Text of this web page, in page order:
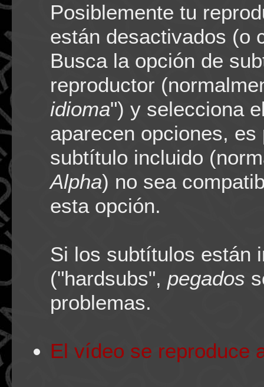
Posiblemente tu
están desactivados (o
Busca la opción de
reproductor
idioma") y selecciona
aparecen opciones,
subtítulo incluido
Alpha) no sea
esta opción.
Si los subtítulos están
("hardsubs", pegados
problemas.
El vídeo se reproduce